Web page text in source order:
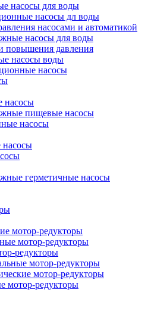
насосы для воды
насосы дл воды
насосами и автоматикой
насосы для воды
повышения давления
насосы воды
насосы
насосы
пищевые насосы
насосы
насосы
герметичные насосы
мотор-редукторы
мотор-редукторы
редукторы
мотор-редукторы
мотор-редукторы
мотор-редукторы